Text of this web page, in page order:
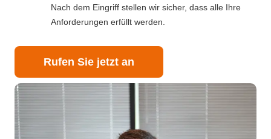
Nach dem Eingriff stellen wir sicher, dass alle Ihre
Anforderungen erfüllt werden.
Rufen Sie jetzt an